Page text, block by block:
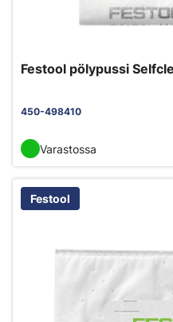
Festool pölypussi
450-498410
Varastossa
Festool